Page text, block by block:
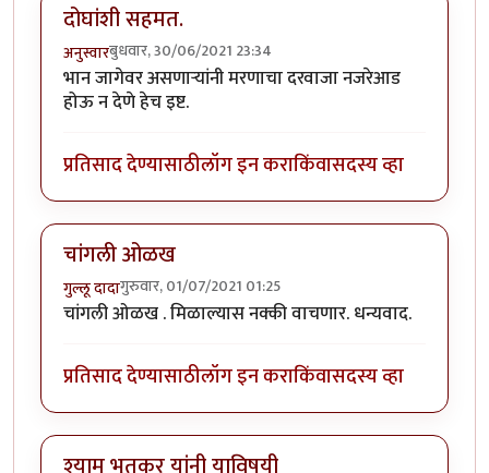
दोघांशी सहमत.
अनुस्वारबुधवार, 30/06/2021 23:34
भान जागेवर असणाऱ्यांनी मरणाचा दरवाजा नजरेआड
होऊ न देणे हेच इष्ट.
प्रतिसाद देण्यासाठीलॉग इन कराकिंवासदस्य व्हा
चांगली ओळख
गुल्लू दादागुरुवार, 01/07/2021 01:25
चांगली ओळख . मिळाल्यास नक्की वाचणार. धन्यवाद.
प्रतिसाद देण्यासाठीलॉग इन कराकिंवासदस्य व्हा